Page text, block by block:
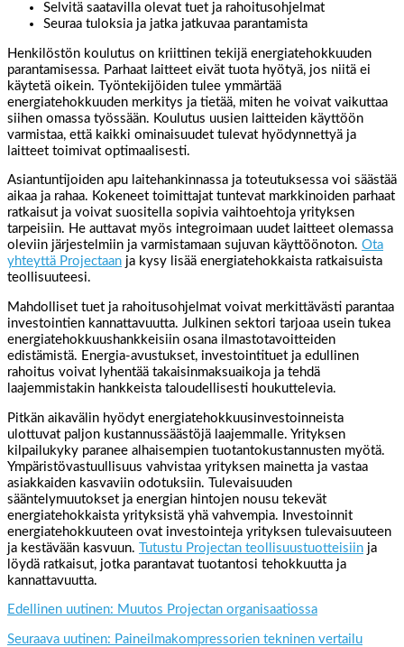
Selvitä saatavilla olevat tuet ja rahoitusohjelmat
Seuraa tuloksia ja jatka jatkuvaa parantamista
Henkilöstön koulutus on kriittinen tekijä energiatehokkuuden
parantamisessa. Parhaat laitteet eivät tuota hyötyä, jos niitä ei
käytetä oikein. Työntekijöiden tulee ymmärtää
energiatehokkuuden merkitys ja tietää, miten he voivat vaikuttaa
siihen omassa työssään. Koulutus uusien laitteiden käyttöön
varmistaa, että kaikki ominaisuudet tulevat hyödynnettyä ja
laitteet toimivat optimaalisesti.
Asiantuntijoiden apu laitehankinnassa ja toteutuksessa voi säästää
aikaa ja rahaa. Kokeneet toimittajat tuntevat markkinoiden parhaat
ratkaisut ja voivat suositella sopivia vaihtoehtoja yrityksen
tarpeisiin. He auttavat myös integroimaan uudet laitteet olemassa
oleviin järjestelmiin ja varmistamaan sujuvan käyttöönoton. Ota
yhteyttä Projectaan ja kysy lisää energiatehokkaista ratkaisuista
teollisuuteesi.
Mahdolliset tuet ja rahoitusohjelmat voivat merkittävästi parantaa
investointien kannattavuutta. Julkinen sektori tarjoaa usein tukea
energiatehokkuushankkeisiin osana ilmastotavoitteiden
edistämistä. Energia-avustukset, investointituet ja edullinen
rahoitus voivat lyhentää takaisinmaksuaikoja ja tehdä
laajemmistakin hankkeista taloudellisesti houkuttelevia.
Pitkän aikavälin hyödyt energiatehokkuusinvestoinneista
ulottuvat paljon kustannussäästöjä laajemmalle. Yrityksen
kilpailukyky paranee alhaisempien tuotantokustannusten myötä.
Ympäristövastuullisuus vahvistaa yrityksen mainetta ja vastaa
asiakkaiden kasvaviin odotuksiin. Tulevaisuuden
sääntelymuutokset ja energian hintojen nousu tekevät
energiatehokkaista yrityksistä yhä vahvempia. Investoinnit
energiatehokkuuteen ovat investointeja yrityksen tulevaisuuteen
ja kestävään kasvuun. Tutustu Projectan teollisuustuotteisiin ja
löydä ratkaisut, jotka parantavat tuotantosi tehokkuutta ja
kannattavuutta.
Edellinen uutinen: Muutos Projectan organisaatiossa
Seuraava uutinen: Paineilmakompressorien tekninen vertailu